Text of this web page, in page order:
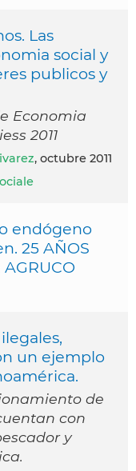
Las
social y
publicos y
Economia
2011
, octubre 2011
endógeno
25 AÑOS
un ejemplo
de
con
y